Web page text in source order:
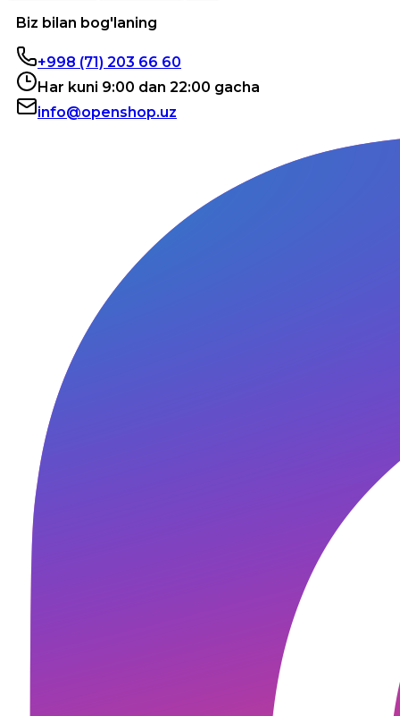
Biz bilan bog'laning
+998 (71) 203 66 60
Har kuni 9:00 dan 22:00 gacha
info@openshop.uz